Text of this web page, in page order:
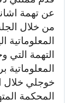
عن تهمة
من خلال
التهمة التي
خوجلي خلال
المحكمة